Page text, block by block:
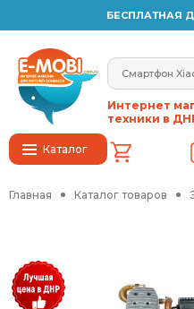
БЕСПЛАТНАЯ
Каталог
Интернет
техники в
Главная Каталог товаров